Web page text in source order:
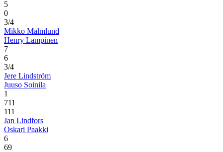
5
0
3/4
Mikko Malmlund
Henry Lampinen
7
6
3/4
Jere Lindström
Juuso Soinila
1
711
111
Jan Lindfors
Oskari Paakki
6
69